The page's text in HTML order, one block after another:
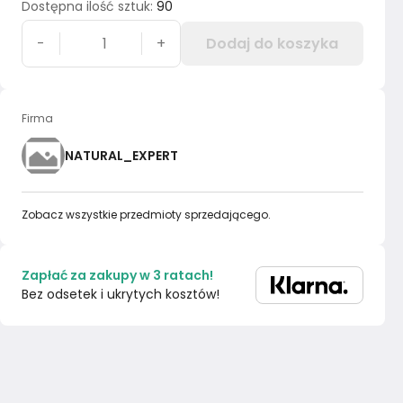
Dostępna ilość sztuk: 90
- + Dodaj do koszyka
Firma
NATURAL_EXPERT
Zobacz wszystkie przedmioty sprzedającego.
Zapłać za zakupy w 3 ratach!
Bez odsetek i ukrytych kosztów!